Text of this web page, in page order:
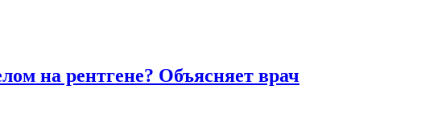
на рентгене? Объясняет врач